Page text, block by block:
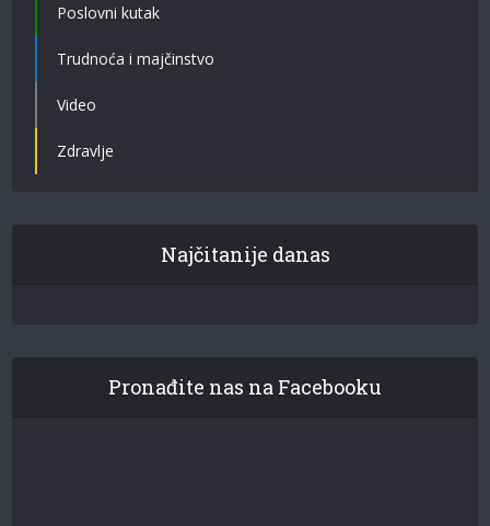
Poslovni kutak
Trudnoća i majčinstvo
Video
Zdravlje
Najčitanije danas
Pronađite nas na Facebooku